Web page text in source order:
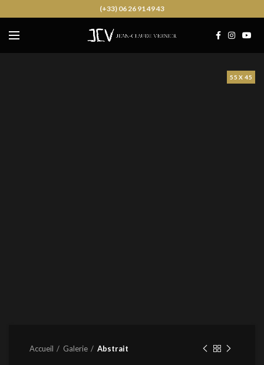
(+33) 06 26 91 49 43
55 X 45
Accueil Galerie Abstrait